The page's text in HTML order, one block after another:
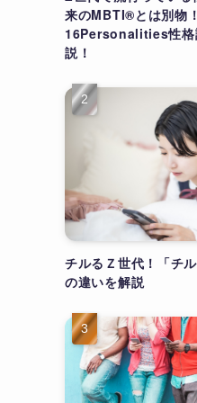
来のMBTI®とは別物
16Personalities性格
説！
チルるＺ世代！「チ
の違いを解説